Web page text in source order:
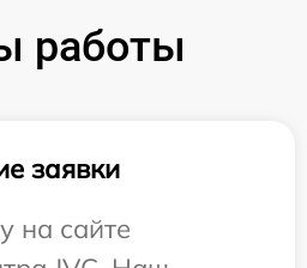
работы
заявки
на сайте